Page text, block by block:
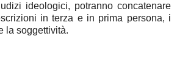
ideologici, potranno concatenare
in terza e in prima persona, i
la soggettività.